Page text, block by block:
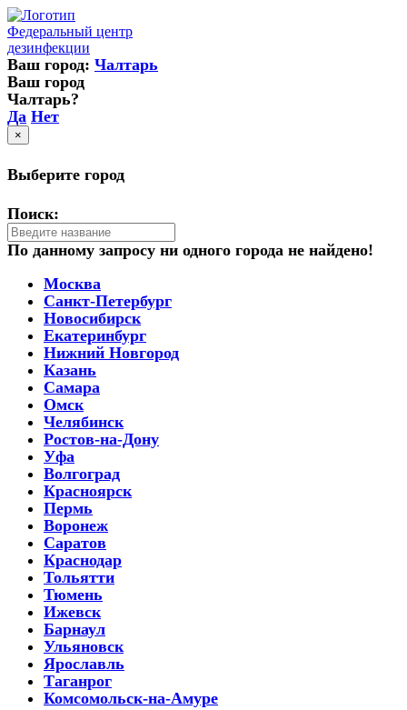
Федеральный центр
дезинфекции
Ваш город: Чалтарь
Ваш город
Чалтарь?
Да Нет
×
Выберите город
Поиск:
По данному запросу ни одного города не найдено!
Москва
Санкт-Петербург
Новосибирск
Екатеринбург
Нижний Новгород
Казань
Самара
Омск
Челябинск
Ростов-на-Дону
Уфа
Волгоград
Красноярск
Пермь
Воронеж
Саратов
Краснодар
Тольятти
Тюмень
Ижевск
Барнаул
Ульяновск
Ярославль
Таганрог
Комсомольск-на-Амуре